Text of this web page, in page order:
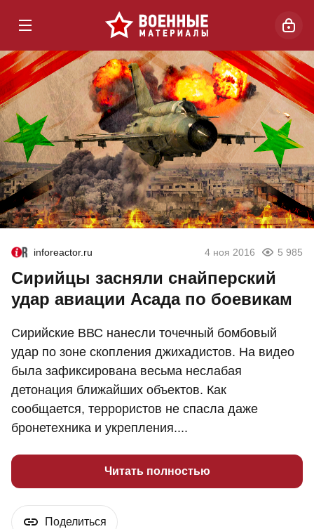
inforeactor.ru 4 ноя 2016 5 985
Сирийцы засняли снайперский
удар авиации Асада по боевикам
Сирийские ВВС нанесли точечный бомбовый
удар по зоне скопления джихадистов. На видео
была зафиксирована весьма неслабая
детонация ближайших объектов. Как
сообщается, террористов не спасла даже
бронетехника и укрепления....
Читать полностью
Поделиться